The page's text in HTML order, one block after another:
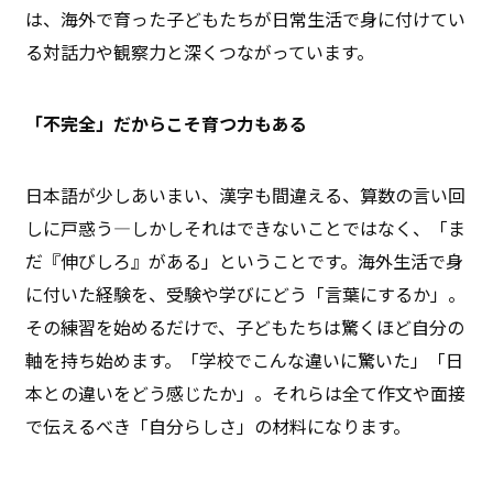
は、海外で育った子どもたちが日常生活で身に付けてい
る対話力や観察力と深くつながっています。
「不完全」だからこそ育つ力もある
日本語が少しあいまい、漢字も間違える、算数の言い回
しに戸惑う—しかしそれはできないことではなく、「ま
だ『伸びしろ』がある」ということです。海外生活で身
に付いた経験を、受験や学びにどう「言葉にするか」。
その練習を始めるだけで、子どもたちは驚くほど自分の
軸を持ち始めます。「学校でこんな違いに驚いた」「日
本との違いをどう感じたか」。それらは全て作文や面接
で伝えるべき「自分らしさ」の材料になります。